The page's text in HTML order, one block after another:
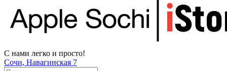
С нами легко и просто!
Сочи, Навагинская 7